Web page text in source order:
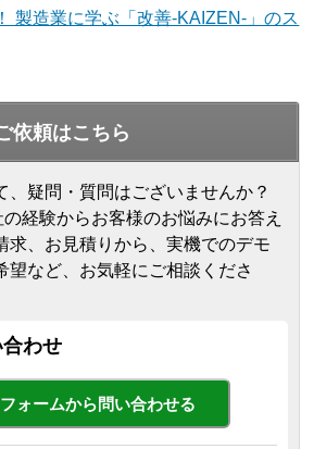
製造業に学ぶ「改善-KAIZEN-」のス
依頼はこちら
、疑問・質問はございませんか？
経験からお客様のお悩みにお答え
求、お見積りから、実機でのデモ
望など、お気軽にご相談くださ
わせ
ォームから問い合わせる